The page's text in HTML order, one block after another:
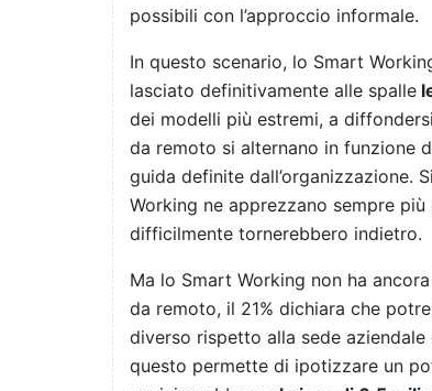
possibili con l’approccio informale.
In questo scenario, lo Smart
lasciato definitivamente alle spalle
dei modelli più estremi, a
da remoto si alternano in funzione
guida definite dall’organizzazione.
Working ne apprezzano sempre
difficilmente tornerebbero indietro.
Ma lo Smart Working non ha
da remoto, il 21% dichiara che
diverso rispetto alla sede
questo permette di ipotizzare un